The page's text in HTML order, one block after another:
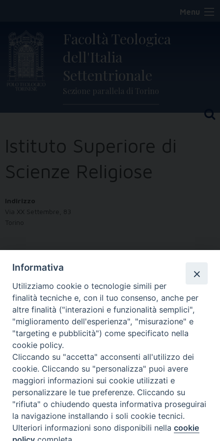
content
Menu
Facoltà Teologica
dell'Italia
Settentrionale
Sezione parallela di Torino
Istituto Superiore di
Scienze Religiose
Indirizzo
Via XX Settembre, 83
Torino
Italia
Prossimi eventi
Non ci sono eventi in questo luogo
FONDAZIONE POLO TEOLOGICO
TORINESE
Informativa
Utilizziamo cookie o tecnologie simili per
finalità tecniche e, con il tuo consenso, anche per
altre finalità ("interazioni e funzionalità semplici",
"miglioramento dell'esperienza", "misurazione" e
"targeting e pubblicità") come specificato nella
cookie policy.
Cliccando su "accetta" acconsenti all'utilizzo dei
cookie. Cliccando su "personalizza" puoi avere
maggiori informazioni sui cookie utilizzati e
personalizzare le tue preferenze. Cliccando su
"rifiuta" o chiudendo questa informativa proseguirai
la navigazione installando i soli cookie tecnici.
Ulteriori informazioni sono disponibili nellacookie